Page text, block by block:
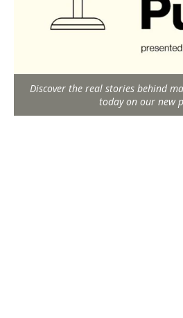
Discover the real stories behind
today on our new